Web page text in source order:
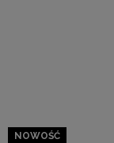
NOWOŚĆ